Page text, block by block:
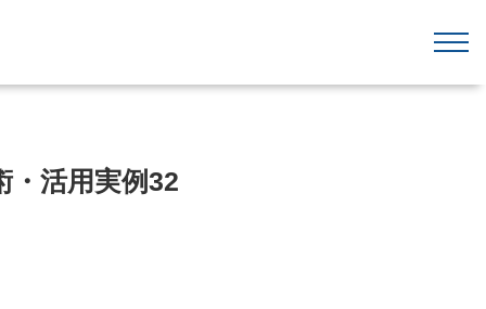
・活用実例32